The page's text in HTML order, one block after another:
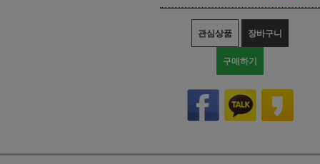
관심상품 장바구니
구매하기